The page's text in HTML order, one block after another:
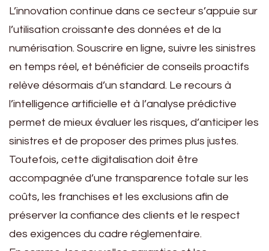
L’innovation continue dans ce secteur s’appuie sur
l’utilisation croissante des données et de la
numérisation. Souscrire en ligne, suivre les sinistres
en temps réel, et bénéficier de conseils proactifs
relève désormais d’un standard. Le recours à
l’intelligence artificielle et à l’analyse prédictive
permet de mieux évaluer les risques, d’anticiper les
sinistres et de proposer des primes plus justes.
Toutefois, cette digitalisation doit être
accompagnée d’une transparence totale sur les
coûts, les franchises et les exclusions afin de
préserver la confiance des clients et le respect
des exigences du cadre réglementaire.